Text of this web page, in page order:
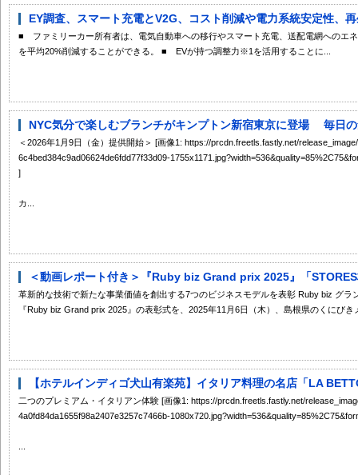
EY調査、スマート充電とV2G、コスト削減や電力系統安定性、
■ ファミリーカー所有者は、電気自動車への移行やスマート充電、送配電網へのエ
を平均20%削減することができる。 ■ EVが持つ調整力※1を活用することに...
NYC気分で楽しむブランチがキンプトン新宿東京に登場 毎日
＜2026年1月9日（金）提供開始＞ [画像1: https://prcdn.freetls.fastly.net/
6c4bed384c9ad06624de6fdd77f33d09-
]
カ...
＜動画レポート付き＞『Ruby biz Grand prix 2025』「
革新的な技術で新たな事業価値を創出する7つのビジネスモデルを表彰 Ruby biz グラ
『Ruby biz Grand prix 2025』の表彰式を、2025年11月6日（木）、島根県のくにびき
【ホテルインディゴ犬山有楽苑】イタリア料理の名店「LA
二つのプレミアム・イタリアン体験 [画像1: https://prcdn.freetls.fastly.net/
4a0fd84da1655f98a2407e3257c7466b-